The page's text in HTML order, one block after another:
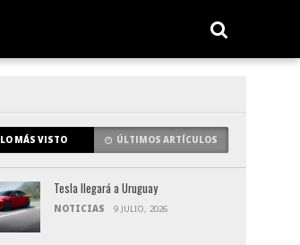
LO MÁS VISTO ÚLTIMOS ARTÍCULOS
Tesla llegará a Uruguay
NOTICIAS 9 JULIO, 2026